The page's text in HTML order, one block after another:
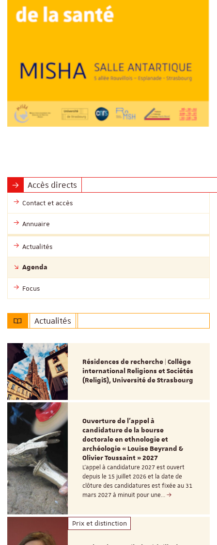
Accès directs
Contact et accès
Annuaire
Actualités
Agenda
Focus
Actualités
Résidences de recherche | Collège
international Religions et Sociétés
(ReligiS), Université de Strasbourg
Ouverture de l'appel à
candidature de la bourse
doctorale en ethnologie et
archéologie « Louise Beyrand &
Olivier Toussaint » 2027
L’appel à candidature 2027 est ouvert
depuis le 15 juillet 2026 et la date de
clôture des candidatures est fixée au 31
mars 2027 à minuit pour une…
Prix et distinction